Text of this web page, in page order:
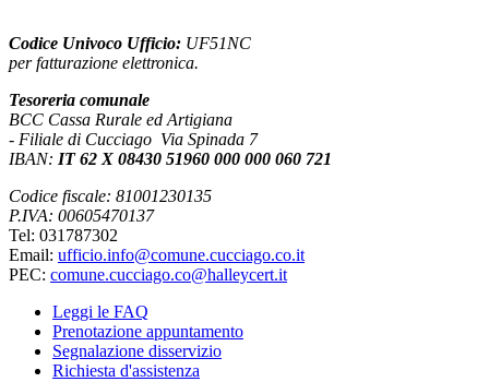
Codice Univoco Ufficio: UF51NC
per fatturazione elettronica.
Tesoreria comunale
BCC Cassa Rurale ed Artigiana
- Filiale di Cucciago Via Spinada 7
IBAN: IT 62 X 08430 51960 000 000 060 721
Codice fiscale: 81001230135
P.IVA: 00605470137
Tel: 031787302
Email: ufficio.info@comune.cucciago.co.it
PEC: comune.cucciago.co@halleycert.it
Leggi le FAQ
Prenotazione appuntamento
Segnalazione disservizio
Richiesta d'assistenza